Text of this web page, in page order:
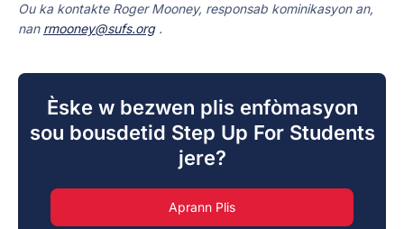
Ou ka kontakte Roger Mooney, responsab kominikasyon an,
nan rmooney@sufs.org.
Èske w bezwen plis enfòmasyon
sou bousdetid Step Up For Students
jere?
Aprann Plis